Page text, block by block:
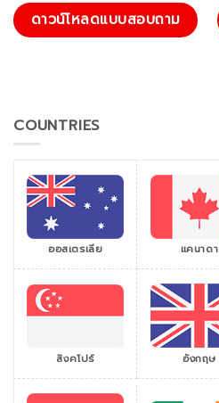
ดาวน์โหลดแบบสอบถาม
COUNTRIES
ออสเตรเลีย แคนาดา
สิงคโปร์ อังกฤษ